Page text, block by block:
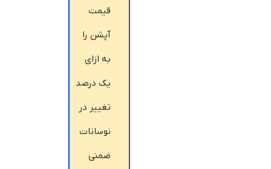
قیمت
آپشن را
به ازای
یک درصد
تغییر در
نوسانات
ضمنی